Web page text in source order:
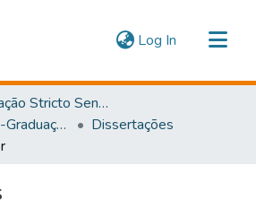
Log In (current)
Pós-Graduação Stricto Sensu
Programa de Pós-Graduação em Ensino em Saúde
Dissertações